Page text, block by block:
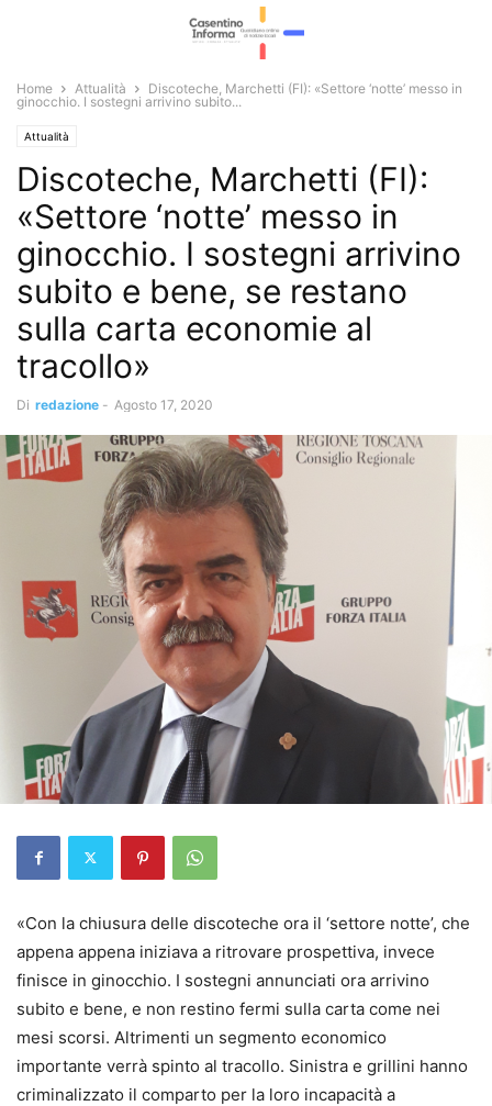
Home Attualità
Discoteche, Marchetti (FI): «Settore ‘notte’ messo in
ginocchio. I sostegni arrivino subito...
Attualità
Discoteche, Marchetti (FI):
«Settore ‘notte’ messo in
ginocchio. I sostegni arrivino
subito e bene, se restano
sulla carta economie al
tracollo»
Di redazione - Agosto 17, 2020
«Con la chiusura delle discoteche ora il ‘settore notte’, che
appena appena iniziava a ritrovare prospettiva, invece
finisce in ginocchio. I sostegni annunciati ora arrivino
subito e bene, e non restino fermi sulla carta come nei
mesi scorsi. Altrimenti un segmento economico
importante verrà spinto al tracollo. Sinistra e grillini hanno
criminalizzato il comparto per la loro incapacità a